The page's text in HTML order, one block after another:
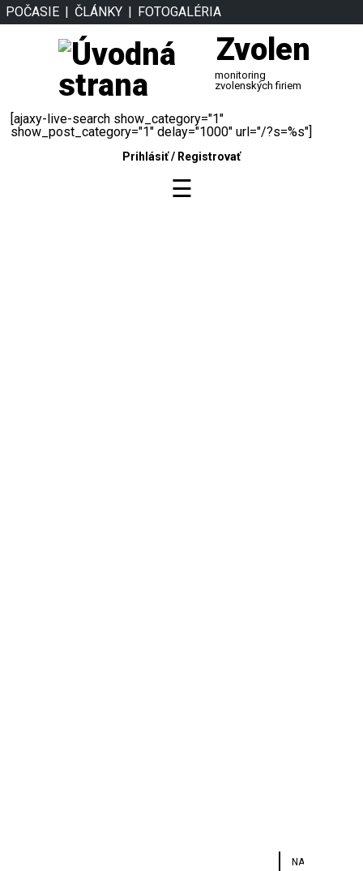
POČASIE ČLÁNKY FOTOGALÉRIA
Zvolen
monitoring
zvolenských firiem
[ajaxy-live-search show_category="1"
show_post_category="1" delay="1000" url="/?s=%s"]
Prihlásiť/ Registrovať
☰
NAVIGÁCIA